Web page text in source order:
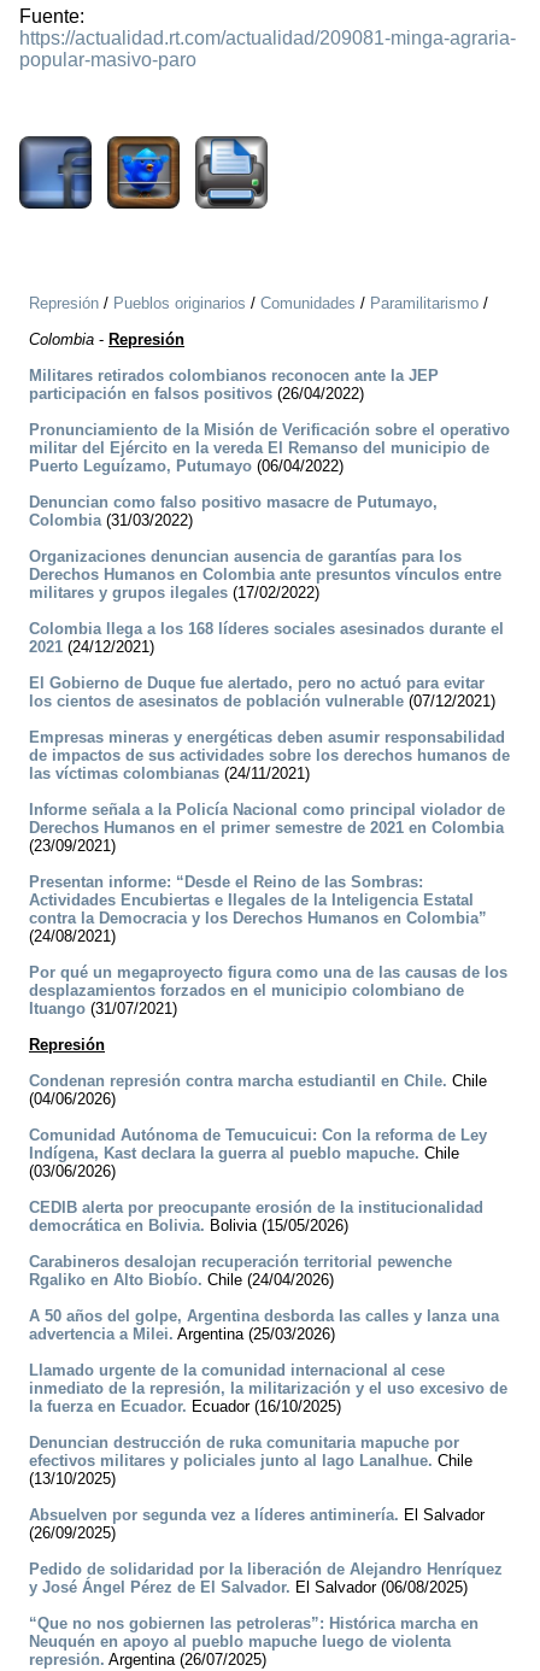
Fuente:
https://actualidad.rt.com/actualidad/209081-minga-agraria-
popular-masivo-paro
Represión / Pueblos originarios / Comunidades / Paramilitarismo /
Colombia - Represión
Militares retirados colombianos reconocen ante la JEP
participación en falsos positivos (26/04/2022)
Pronunciamiento de la Misión de Verificación sobre el operativo
militar del Ejército en la vereda El Remanso del municipio de
Puerto Leguízamo, Putumayo (06/04/2022)
Denuncian como falso positivo masacre de Putumayo,
Colombia(31/03/2022)
Organizaciones denuncian ausencia de garantías para los
Derechos Humanos en Colombia ante presuntos vínculos entre
militares y grupos ilegales (17/02/2022)
Colombia llega a los 168 líderes sociales asesinados durante el
2021 (24/12/2021)
El Gobierno de Duque fue alertado, pero no actuó para evitar
los cientos de asesinatos de población vulnerable (07/12/2021)
Empresas mineras y energéticas deben asumir responsabilidad
de impactos de sus actividades sobre los derechos humanos de
las víctimas colombianas (24/11/2021)
Informe señala a la Policía Nacional como principal violador de
Derechos Humanos en el primer semestre de 2021 en Colombia
(23/09/2021)
Presentan informe: “Desde el Reino de las Sombras:
Actividades Encubiertas e Ilegales de la Inteligencia Estatal
contra la Democracia y los Derechos Humanos en Colombia”
(24/08/2021)
Por qué un megaproyecto figura como una de las causas de los
desplazamientos forzados en el municipio colombiano de
Ituango (31/07/2021)
Represión
Condenan represión contra marcha estudiantil en Chile. Chile
(04/06/2026)
Comunidad Autónoma de Temucuicui: Con la reforma de Ley
Indígena, Kast declara la guerra al pueblo mapuche. Chile
(03/06/2026)
CEDIB alerta por preocupante erosión de la institucionalidad
democrática en Bolivia. Bolivia (15/05/2026)
Carabineros desalojan recuperación territorial pewenche
Rgaliko en Alto Biobío. Chile (24/04/2026)
A 50 años del golpe, Argentina desborda las calles y lanza una
advertencia a Milei. Argentina (25/03/2026)
Llamado urgente de la comunidad internacional al cese
inmediato de la represión, la militarización y el uso excesivo de
la fuerza en Ecuador. Ecuador (16/10/2025)
Denuncian destrucción de ruka comunitaria mapuche por
efectivos militares y policiales junto al lago Lanalhue. Chile
(13/10/2025)
Absuelven por segunda vez a líderes antiminería. El Salvador
(26/09/2025)
Pedido de solidaridad por la liberación de Alejandro Henríquez
y José Ángel Pérez de El Salvador. El Salvador (06/08/2025)
“Que no nos gobiernen las petroleras”: Histórica marcha en
Neuquén en apoyo al pueblo mapuche luego de violenta
represión. Argentina (26/07/2025)